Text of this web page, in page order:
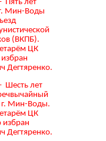
Пять лет
г. Мин-Воды
(ВКПБ).
ЦК
Дегтяренко.
Шесть лет
Мин-Воды.
ЦК
избран
Дегтяренко.